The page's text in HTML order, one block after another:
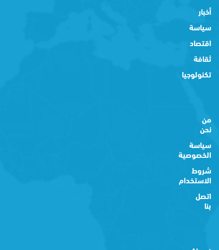
أخبار
سياسة
اقتصاد
ثقافة
تكنولوجيا
من
نحن
سياسة
الخصوصية
شروط
الاستخدام
اتصل
بنا